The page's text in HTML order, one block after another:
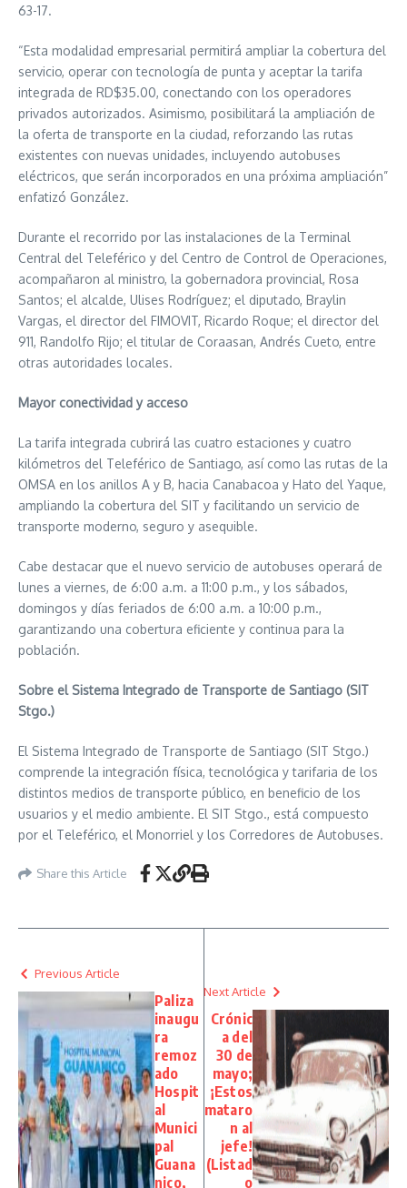
63-17.
“Esta modalidad empresarial permitirá ampliar la cobertura del
servicio, operar con tecnología de punta y aceptar la tarifa
integrada de RD$35.00, conectando con los operadores
privados autorizados. Asimismo, posibilitará la ampliación de
la oferta de transporte en la ciudad, reforzando las rutas
existentes con nuevas unidades, incluyendo autobuses
eléctricos, que serán incorporados en una próxima ampliación”
enfatizó González.
Durante el recorrido por las instalaciones de la Terminal
Central del Teleférico y del Centro de Control de Operaciones,
acompañaron al ministro, la gobernadora provincial, Rosa
Santos; el alcalde, Ulises Rodríguez; el diputado, Braylin
Vargas, el director del FIMOVIT, Ricardo Roque; el director del
911, Randolfo Rijo; el titular de Coraasan, Andrés Cueto, entre
otras autoridades locales.
Mayor conectividad y acceso
La tarifa integrada cubrirá las cuatro estaciones y cuatro
kilómetros del Teleférico de Santiago, así como las rutas de la
OMSA en los anillos A y B, hacia Canabacoa y Hato del Yaque,
ampliando la cobertura del SIT y facilitando un servicio de
transporte moderno, seguro y asequible.
Cabe destacar que el nuevo servicio de autobuses operará de
lunes a viernes, de 6:00 a.m. a 11:00 p.m., y los sábados,
domingos y días feriados de 6:00 a.m. a 10:00 p.m.,
garantizando una cobertura eficiente y continua para la
población.
Sobre el Sistema Integrado de Transporte de Santiago (SIT
Stgo.)
El Sistema Integrado de Transporte de Santiago (SIT Stgo.)
comprende la integración física, tecnológica y tarifaria de los
distintos medios de transporte público, en beneficio de los
usuarios y el medio ambiente. El SIT Stgo., está compuesto
por el Teleférico, el Monorriel y los Corredores de Autobuses.
Share this Article
Previous Article
Paliza
inaugu
ra
remoz
ado
Hospit
al
Munici
pal
Guana
nico,
Next Article
Crónic
a del
30 de
mayo;
¡Estos
mataro
n al
jefe!
(Listad
o